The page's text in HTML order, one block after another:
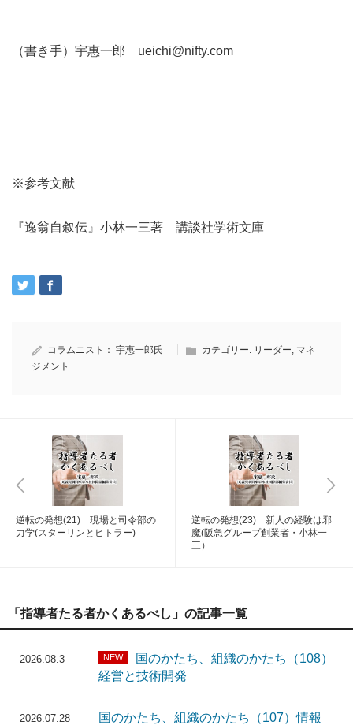
（書き手）宇惠一郎 ueichi@nifty.com
※参考文献
『逸翁自叙伝』小林一三著 講談社学術文庫
コラムニスト： 宇惠一郎氏 カテゴリー: リーダー, マネ
ジメント
逆転の発想(21) 現場と司令部の
力学(スターリンとヒトラー)
逆転の発想(23) 新人の経験は邪
魔(阪急グループ創業者・小林一
三）
「指導者たる者かくあるべし」の記事一覧
2026.08.3 NEW
国のかたち、組織のかたち（108）
経営と技術開発
2026.07.28
国のかたち、組織のかたち（107）情報